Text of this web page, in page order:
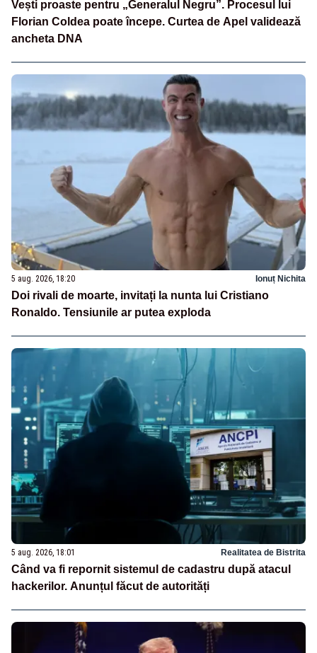
Vești proaste pentru „Generalul Negru”. Procesul lui
Florian Coldea poate începe. Curtea de Apel validează
ancheta DNA
5 aug. 2026, 18:20 Ionuț Nichita
Doi rivali de moarte, invitați la nunta lui Cristiano
Ronaldo. Tensiunile ar putea exploda
5 aug. 2026, 18:01 Realitatea de Bistrita
Când va fi repornit sistemul de cadastru după atacul
hackerilor. Anunțul făcut de autorități